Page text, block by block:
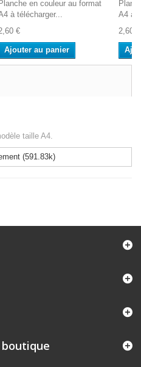
Planche en couleur au format
à télécharger...
€
Ajouter au panier
A4 à
2,60 €
taille A4.
(591.83k)